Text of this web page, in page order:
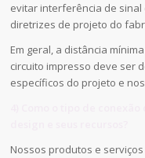
evitar interferência de sinal
diretrizes de projeto do
Em geral, a distância
circuito impresso deve ser
específicos do projeto e
Nossos produtos e